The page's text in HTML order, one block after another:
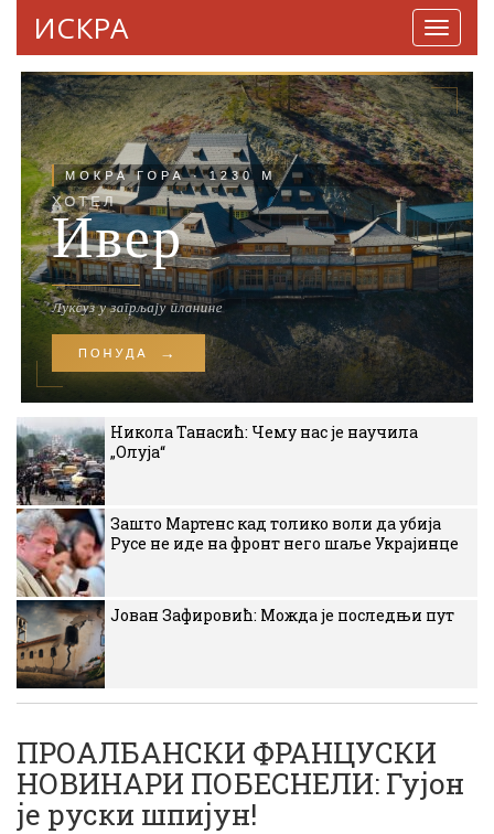
ИСКРА
Никола Танасић: Чему нас је научила
„Олуја“
Зашто Мартенс кад толико воли да убија
Русе не иде на фронт него шаље Украјинце
Јован Зафировић: Можда је последњи пут
ПРОАЛБАНСКИ ФРАНЦУСКИ
НОВИНАРИ ПОБЕСНЕЛИ: Гујон
је руски шпијун!